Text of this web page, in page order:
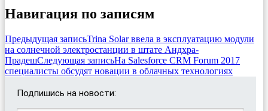
Навигация по записям
Предыдущая записьTrina Solar ввела в эксплуатацию модули
на солнечной электростанции в штате Андхра-
ПрадешСледующая записьНа Salesforce CRM Forum 2017
специалисты обсудят новации в облачных технологиях
Подпишись на новости: